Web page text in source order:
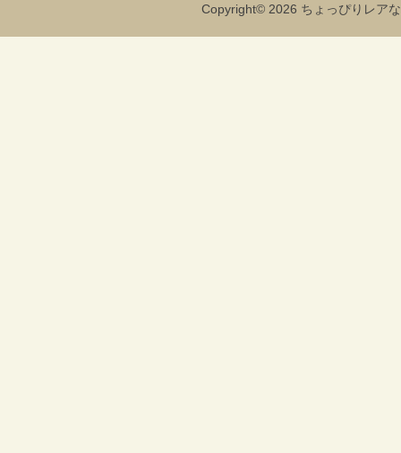
Copyright© 2026 ちょっぴりレ